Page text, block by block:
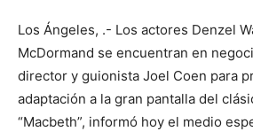
Los Ángeles, .- Los actores Denzel
McDormand se encuentran en
director y guionista Joel Coen para
adaptación a la gran pantalla del
“Macbeth”, informó hoy el medio